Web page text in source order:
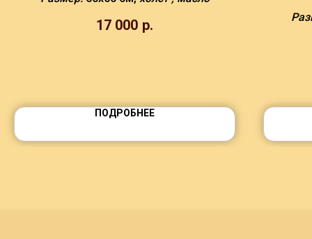
17 000 р.
ПОДРОБНЕЕ